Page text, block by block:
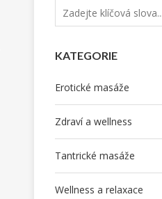
KATEGORIE
Erotické masáže
Zdraví a wellness
Tantrické masáže
Wellness a relaxace